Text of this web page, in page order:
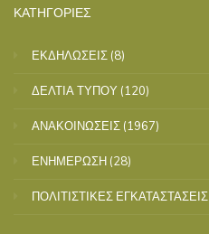
ΚΑΤΗΓΟΡΙΕΣ
ΕΚΔΗΛΩΣΕΙΣ (8)
ΔΕΛΤΙΑ ΤΥΠΟΥ (120)
ΑΝΑΚΟΙΝΩΣΕΙΣ (1967)
ΕΝΗΜΕΡΩΣΗ (28)
ΠΟΛΙΤΙΣΤΙΚΕΣ ΕΓΚΑΤΑΣΤΑΣΕΙΣ